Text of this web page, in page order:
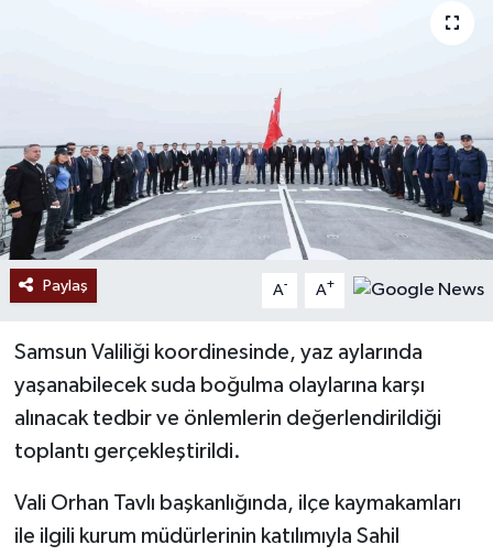
Paylaş A- A+
Samsun Valiliği koordinesinde, yaz aylarında
yaşanabilecek suda boğulma olaylarına karşı
alınacak tedbir ve önlemlerin değerlendirildiği
toplantı gerçekleştirildi.
Vali Orhan Tavlı başkanlığında, ilçe kaymakamları
ile ilgili kurum müdürlerinin katılımıyla Sahil